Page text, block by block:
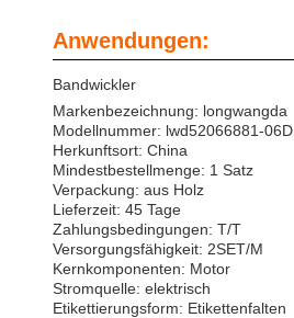
Anwendungen:
Bandwickler
Markenbezeichnung: longwangda
Modellnummer: lwd52066881-06D
Herkunftsort: China
Mindestbestellmenge: 1 Satz
Verpackung: aus Holz
Lieferzeit: 45 Tage
Zahlungsbedingungen: T/T
Versorgungsfähigkeit: 2SET/M
Kernkomponenten: Motor
Stromquelle: elektrisch
Etikettierungsform: Etikettenfalten